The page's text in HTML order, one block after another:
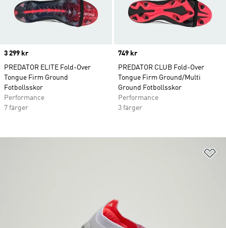
Price
3 299 kr
PREDATOR ELITE Fold-Over
Tongue Firm Ground
Fotbollsskor
Performance
7 färger
Price
749 kr
PREDATOR CLUB Fold-Over
Tongue Firm Ground/Multi
Ground Fotbollsskor
Performance
3 färger